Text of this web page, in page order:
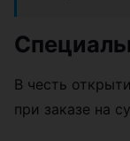
В честь
при заказе на